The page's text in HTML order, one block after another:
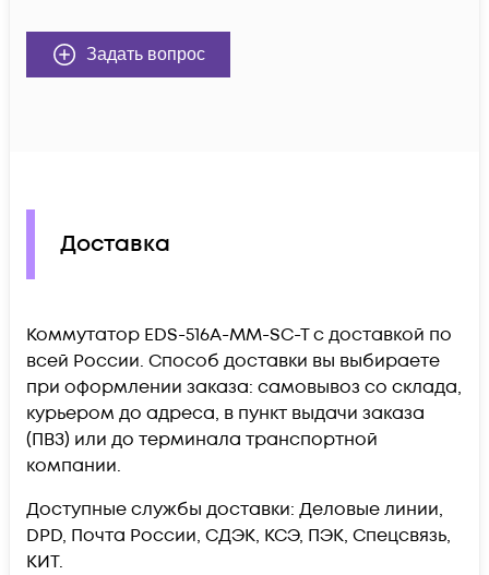
Задать вопрос
Доставка
Коммутатор EDS-516A-MM-SC-T c доставкой по
всей России. Способ доставки вы выбираете
при оформлении заказа: самовывоз со склада,
курьером до адреса, в пункт выдачи заказа
(ПВЗ) или до терминала транспортной
компании.
Доступные службы доставки: Деловые линии,
DPD, Почта России, СДЭК, КСЭ, ПЭК, Спецсвязь,
КИТ.